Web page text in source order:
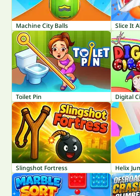
Machine City Balls Slice It
Toilet Pin Digital
Slingshot Fortress Helix